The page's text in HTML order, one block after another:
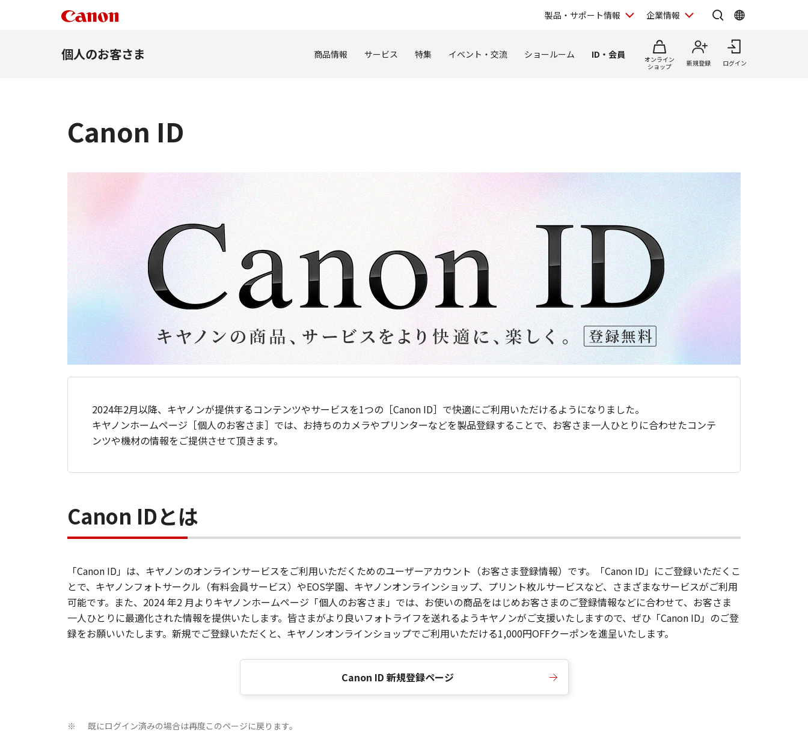
製品・サポート情報 企業情報
個人のお客さま 商品情報 サービス 特集 イベント・交流 ショールーム ID・会員
オンライン
ショップ
新規登録 ログイン
Canon ID
2024年2月以降、キヤノンが提供するコンテンツやサービスを1つの［Canon ID］で快適にご利用いただけるようになりました。
キヤノンホームページ［個人のお客さま］では、お持ちのカメラやプリンターなどを製品登録することで、お客さま一人ひとりに合わせたコンテ
ンツや機材の情報をご提供させて頂きます。
Canon IDとは
「Canon ID」は、キヤノンのオンラインサービスをご利用いただくためのユーザーアカウント（お客さま登録情報）です。「Canon ID」にご登録いただくこ
とで、キヤノンフォトサークル（有料会員サービス）やEOS学園、キヤノンオンラインショップ、プリント枚ルサービスなど、さまざまなサービスがご利用
可能です。また、2024 年2 月よりキヤノンホームページ「個人のお客さま」では、お使いの商品をはじめお客さまのご登録情報などに合わせて、お客さま
一人ひとりに最適化された情報を提供いたします。皆さまがより良いフォトライフを送れるようキヤノンがご支援いたしますので、ぜひ「Canon ID」のご登
録をお願いいたします。新規でご登録いただくと、キヤノンオンラインショップでご利用いただける1,000円OFFクーポンを進呈いたします。
Canon ID 新規登録ページ
※ 既にログイン済みの場合は再度このページに戻ります。